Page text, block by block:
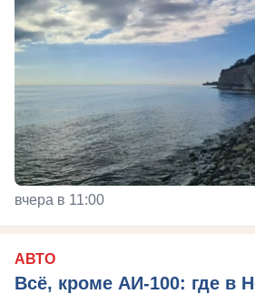
вчера в 11:00
АВТО
Всё, кроме АИ-100: где в